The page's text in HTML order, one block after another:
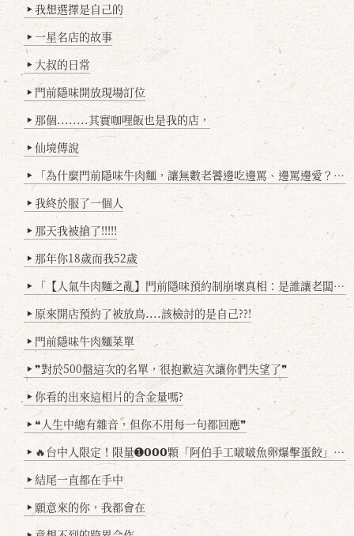
▶ 我想選擇是自己的
▶ 一星名店的故事
▶ 大叔的日常
▶ 門前隱味開放現場訂位
▶ 那個........其實咖哩飯也是我的店，
▶ 仙境傳說
▶ 「為什麼門前隱味牛肉麵，讓無數老饕邊吃邊罵、邊罵邊愛？小辣雞揭密！」
▶ 我終於服了一個人
▶ 那天我被搶了!!!!!
▶ 那年你18歲而我52歲
▶ 「【人氣牛肉麵之亂】門前隱味預約制崩壞真相：是誰讓老闆心灰意冷？」
▶ 原來開店預約了被放鳥....該檢討的是自己??!
▶ 門前隱味牛肉麵菜單
▶ ❞對於500盤這次的名單，很抱歉這次讓你們失望了❞
▶ 你看的出來這相片的含金量嗎?
▶ ❝人生中總有雜音，但你不用每一句都回應❞
▶ 🔥台中人限定！限量➊𝟬𝟬𝟬顆「阿伯手工啵啵魚卵爆擊蛋餃」台北已被搶爆2萬顆，最後名額門前隱味只留給你！🥟💥
▶ 結尾一直都在手中
▶ 願意來的你，我都會在